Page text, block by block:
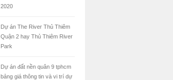
2020
Dự án The River Thủ Thiêm
Quận 2 hay Thủ Thiêm River
Park
Dự án đất nền quân 9 tphcm
bảng giá thông tin và vi trí dự